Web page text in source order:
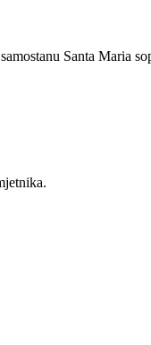
Santa Maria